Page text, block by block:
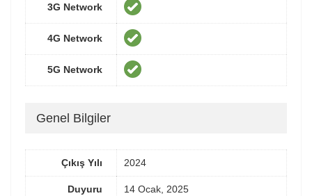
3G Network
4G Network
5G Network
Genel Bilgiler
Çıkış Yılı 2024
Duyuru
14 Ocak, 2025